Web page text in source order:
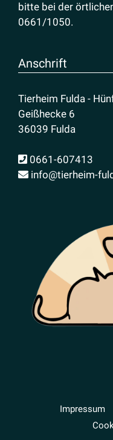
bitte bei der
0661/1050.
Anschrift
Tierheim Fulda -
Geißhecke 6
36039 Fulda
0661-607413
info@tierheim-
Impressum